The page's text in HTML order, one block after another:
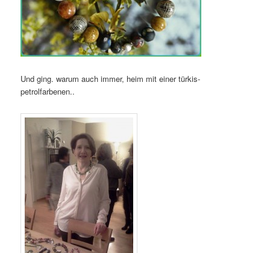
Und ging. warum auch immer, heim mit einer türkis-
petrolfarbenen..